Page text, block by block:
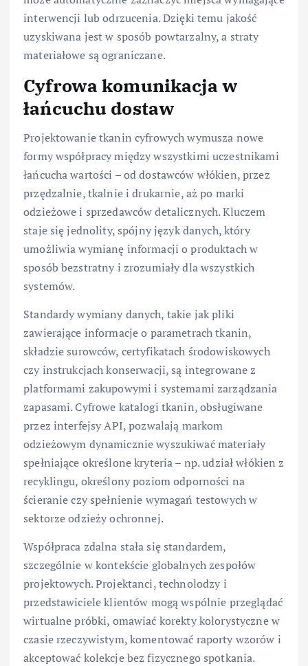
interwencji lub odrzucenia. Dzięki temu jakość
uzyskiwana jest w sposób powtarzalny, a straty
materiałowe są ograniczane.
Cyfrowa komunikacja w
łańcuchu dostaw
Projektowanie tkanin cyfrowych wymusza nowe
formy współpracy między wszystkimi uczestnikami
łańcucha wartości – od dostawców włókien, przez
przędzalnie, tkalnie i drukarnie, aż po marki
odzieżowe i sprzedawców detalicznych. Kluczem
staje się jednolity, spójny język danych, który
umożliwia wymianę informacji o produktach w
sposób bezstratny i zrozumiały dla wszystkich
systemów.
Standardy wymiany danych, takie jak pliki
zawierające informacje o parametrach tkanin,
składzie surowców, certyfikatach środowiskowych
czy instrukcjach konserwacji, są integrowane z
platformami zakupowymi i systemami zarządzania
zapasami. Cyfrowe katalogi tkanin, obsługiwane
przez interfejsy API, pozwalają markom
odzieżowym dynamicznie wyszukiwać materiały
spełniające określone kryteria – np. udział włókien z
recyklingu, określony poziom odporności na
ścieranie czy spełnienie wymagań testowych w
sektorze odzieży ochronnej.
Współpraca zdalna stała się standardem,
szczególnie w kontekście globalnych zespołów
projektowych. Projektanci, technolodzy i
przedstawiciele klientów mogą wspólnie przeglądać
wirtualne próbki, omawiać korekty kolorystyczne w
czasie rzeczywistym, komentować raporty wzorów i
akceptować kolekcje bez fizycznego spotkania.